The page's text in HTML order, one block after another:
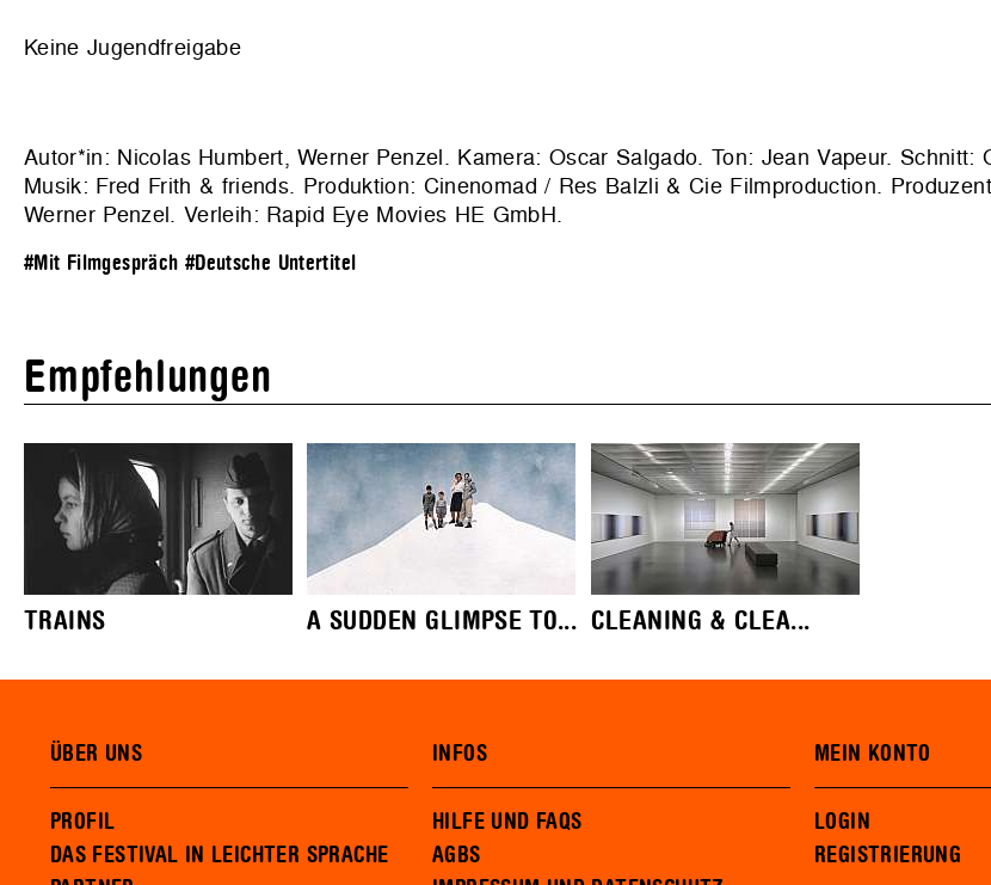
Keine Jugendfreigabe
Autor*in: Nicolas Humbert, Werner Penzel. Kamera: Oscar Salgado. Ton: Jean Vapeur. Schnitt:
Musik: Fred Frith & friends. Produktion: Cinenomad / Res Balzli & Cie Filmproduction.
Werner Penzel. Verleih: Rapid Eye Movies HE GmbH.
#Mit Filmgespräch #Deutsche Untertitel
Empfehlungen
TRAINS A SUDDEN GLIMPSE TO... CLEANING & CLEA...
ÜBER UNS
PROFIL
DAS FESTIVAL IN LEICHTER SPRACHE
INFOS
HILFE UND FAQS
AGBS
MEIN KONTO
LOGIN
REGISTRIERUNG